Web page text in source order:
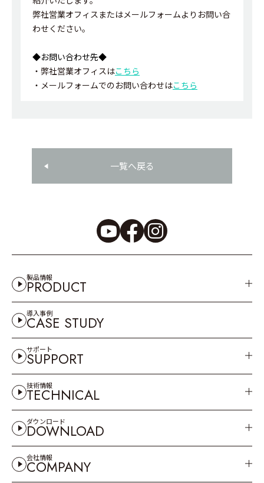
弊社営業オフィスまたはメールフォームよりお問い合
わせください。
◆お問い合わせ先◆
・弊社営業オフィスはこちら
・メールフォームでのお問い合わせはこちら
一覧へ戻る
製品情報
PRODUCT
導入事例
CASE STUDY
サポート
SUPPORT
技術情報
TECHNICAL
ダウンロード
DOWNLOAD
会社情報
COMPANY